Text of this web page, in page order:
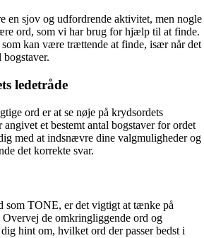
en sjov og udfordrende aktivitet, men nogle
ord, som vi har brug for hjælp til at finde.
kan være trættende at finde, især når det
ledetråde
ord er at se nøje på krydsordets
et bestemt antal bogstaver for ordet
med at indsnævre dine valgmuligheder og
det korrekte svar.
som TONE, er det vigtigt at tænke på
de omkringliggende ord og
hint om, hvilket ord der passer bedst i